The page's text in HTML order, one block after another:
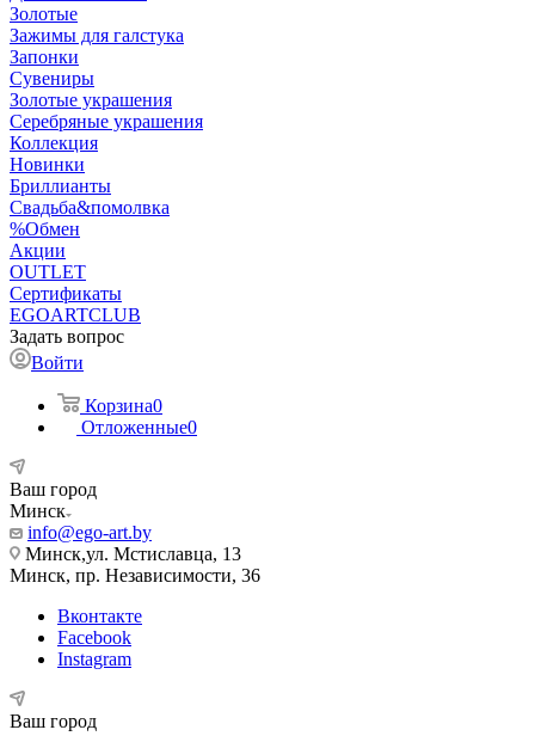
Золотые
Зажимы для галстука
Запонки
Сувениры
Золотые украшения
Серебряные украшения
Коллекция
Новинки
Бриллианты
Свадьба&помолвка
%Обмен
Акции
OUTLET
Сертификаты
EGOARTCLUB
Задать вопрос
Войти
Корзина0
Отложенные0
Ваш город
Минск
info@ego-art.by
Минск,ул. Мстиславца, 13
Минск, пр. Независимости, 36
Вконтакте
Facebook
Instagram
Ваш город